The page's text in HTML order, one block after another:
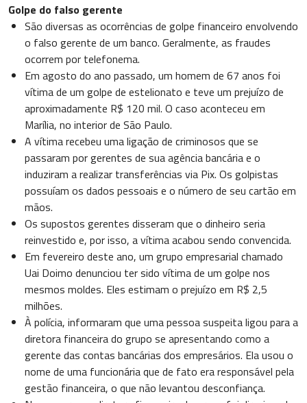
Golpe do falso gerente
São diversas as ocorrências de golpe financeiro envolvendo
o falso gerente de um banco. Geralmente, as fraudes
ocorrem por telefonema.
Em agosto do ano passado, um homem de 67 anos foi
vítima de um golpe de estelionato e teve um prejuízo de
aproximadamente R$ 120 mil. O caso aconteceu em
Marília, no interior de São Paulo.
A vítima recebeu uma ligação de criminosos que se
passaram por gerentes de sua agência bancária e o
induziram a realizar transferências via Pix. Os golpistas
possuíam os dados pessoais e o número de seu cartão em
mãos.
Os supostos gerentes disseram que o dinheiro seria
reinvestido e, por isso, a vítima acabou sendo convencida.
Em fevereiro deste ano, um grupo empresarial chamado
Uai Doimo denunciou ter sido vítima de um golpe nos
mesmos moldes. Eles estimam o prejuízo em R$ 2,5
milhões.
À polícia, informaram que uma pessoa suspeita ligou para a
diretora financeira do grupo se apresentando como a
gerente das contas bancárias dos empresários. Ela usou o
nome de uma funcionária que de fato era responsável pela
gestão financeira, o que não levantou desconfiança.